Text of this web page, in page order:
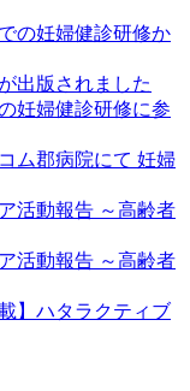
の妊婦健診研修か
出版されました
妊婦健診研修に参
ム郡病院にて 妊婦
活動報告 ～高齢者
活動報告 ～高齢者
】ハタラクティブ